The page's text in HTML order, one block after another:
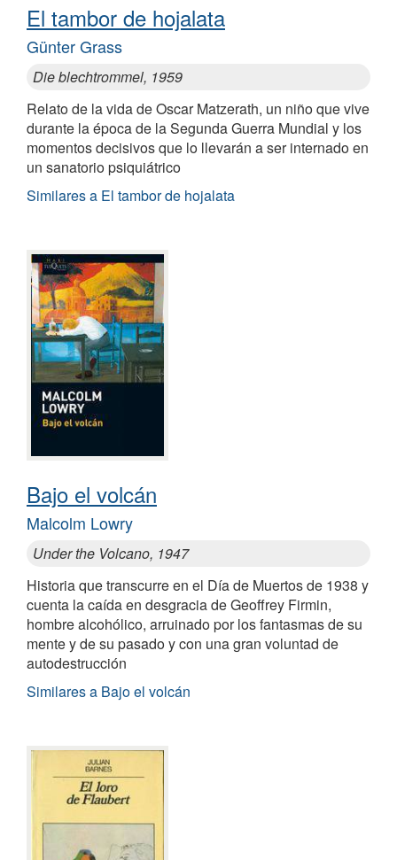
El tambor de hojalata
Günter Grass
Die blechtrommel, 1959
Relato de la vida de Oscar Matzerath, un niño que vive
durante la época de la Segunda Guerra Mundial y los
momentos decisivos que lo llevarán a ser internado en
un sanatorio psiquiátrico
Similares a El tambor de hojalata
Bajo el volcán
Malcolm Lowry
Under the Volcano, 1947
Historia que transcurre en el Día de Muertos de 1938 y
cuenta la caída en desgracia de Geoffrey Firmin,
hombre alcohólico, arruinado por los fantasmas de su
mente y de su pasado y con una gran voluntad de
autodestrucción
Similares a Bajo el volcán